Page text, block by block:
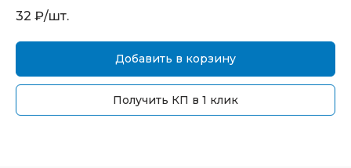
32 ₽/шт.
Добавить в корзину
Получить КП в 1 клик